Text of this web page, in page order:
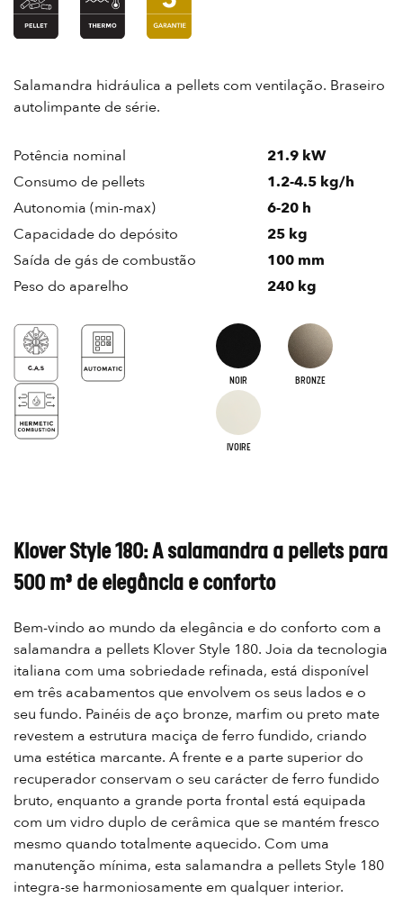
Salamandra hidráulica a pellets com ventilação. Braseiro
autolimpante de série.
Potência nominal
21.9 kW
Consumo de pellets
1.2-4.5 kg/h
Autonomia (min-max)
6-20 h
Capacidade do depósito
25 kg
Saída de gás de combustão
100 mm
Peso do aparelho
240 kg
NOIR BRONZE
IVOIRE
Klover Style 180: A salamandra a pellets para
500 m³ de elegância e conforto
Bem-vindo ao mundo da elegância e do conforto com a
salamandra a pellets Klover Style 180. Joia da tecnologia
italiana com uma sobriedade refinada, está disponível
em três acabamentos que envolvem os seus lados e o
seu fundo. Painéis de aço bronze, marfim ou preto mate
revestem a estrutura maciça de ferro fundido, criando
uma estética marcante. A frente e a parte superior do
recuperador conservam o seu carácter de ferro fundido
bruto, enquanto a grande porta frontal está equipada
com um vidro duplo de cerâmica que se mantém fresco
mesmo quando totalmente aquecido. Com uma
manutenção mínima, esta salamandra a pellets Style 180
integra-se harmoniosamente em qualquer interior.